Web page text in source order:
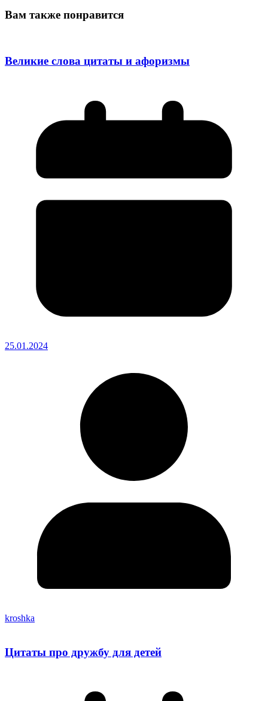
Вам также понравится
Великие слова цитаты и афоризмы
25.01.2024
kroshka
Цитаты про дружбу для детей